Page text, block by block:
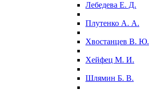
Лебедева Е. Д.
Плутенко А. А.
Хвостанцев В. Ю.
Хейфец М. И.
Шлямин Б. В.